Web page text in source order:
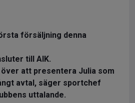
försäljning denna
till AIK.
att presentera Julia som
avtal, säger sportchef
uttalande.